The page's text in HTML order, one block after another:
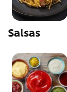
Salsas